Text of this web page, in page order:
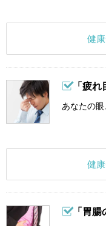
健
「疲れ
あなたの
健
「胃腸